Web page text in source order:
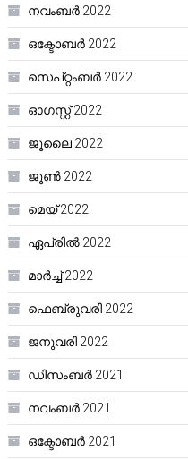
നവംബർ 2022
ഒക്ടോബർ 2022
സെപ്റ്റംബർ 2022
ഓഗസ്റ്റ്‌ 2022
ജൂലൈ 2022
ജൂൺ 2022
മെയ്‌ 2022
ഏപ്രിൽ 2022
മാർച്ച്‌ 2022
ഫെബ്രുവരി 2022
ജനുവരി 2022
ഡിസംബർ 2021
നവംബർ 2021
ഒക്ടോബർ 2021